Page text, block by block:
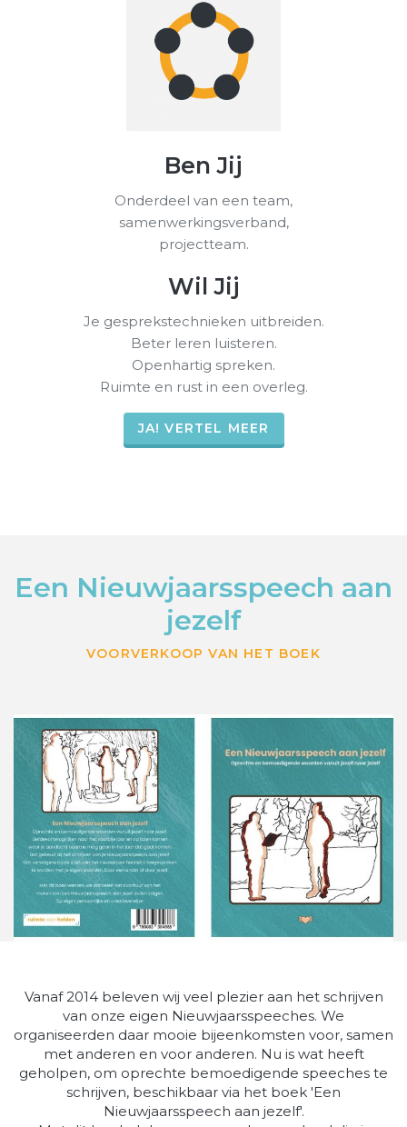
Ben Jij
Onderdeel van een team,
samenwerkingsverband,
projectteam.
Wil Jij
Je gesprekstechnieken uitbreiden.
Beter leren luisteren.
Openhartig spreken.
Ruimte en rust in een overleg.
JA! VERTEL MEER
Een Nieuwjaarsspeech aan
jezelf
VOORVERKOOP VAN HET BOEK
Vanaf 2014 beleven wij veel plezier aan het schrijven
van onze eigen Nieuwjaarsspeeches. We
organiseerden daar mooie bijeenkomsten voor, samen
met anderen en voor anderen. Nu is wat heeft
geholpen, om oprechte bemoedigende speeches te
schrijven, beschikbaar via het boek 'Een
Nieuwjaarsspeech aan jezelf'.